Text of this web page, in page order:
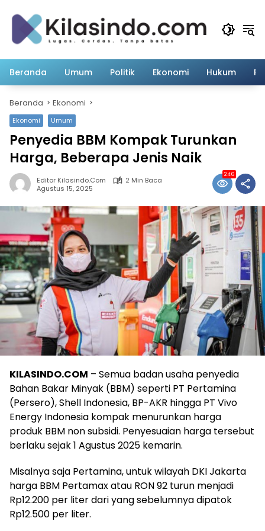
Beranda Umum Politik Ekonomi Hukum
Beranda Ekonomi
Ekonomi Umum
Penyedia BBM Kompak Turunkan
Harga, Beberapa Jenis Naik
Editor Kilasindo.com
2 Min Baca
Agustus 15, 2025
246
KILASINDO.COM – Semua badan usaha penyedia
Bahan Bakar Minyak (BBM) seperti PT Pertamina
(Persero), Shell Indonesia, BP-AKR hingga PT Vivo
Energy Indonesia kompak menurunkan harga
produk BBM non subsidi. Penyesuaian harga tersebut
berlaku sejak 1 Agustus 2025 kemarin.
Misalnya saja Pertamina, untuk wilayah DKI Jakarta
harga BBM Pertamax atau RON 92 turun menjadi
Rp12.200 per liter dari yang sebelumnya dipatok
Rp12.500 per liter.